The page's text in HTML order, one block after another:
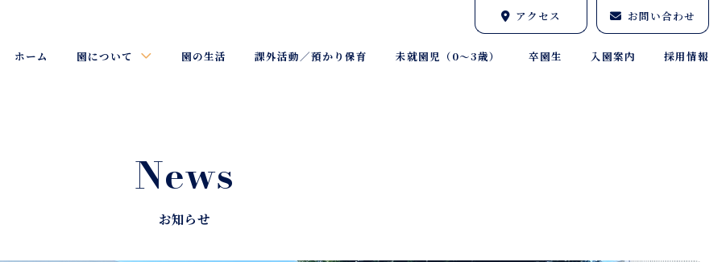
アクセス お問い合わせ
ホーム 園について 園の生活 課外活動／預かり保育 未就園児（0～3歳） 卒園生 入園案内 採用情報
News
お知らせ